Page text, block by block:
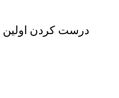
درست کردن اولین